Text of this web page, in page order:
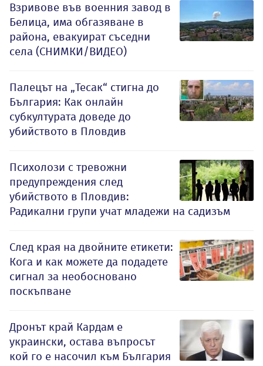
Взривове във военния завод в
Белица, има обгазяване в
района, евакуират съседни
села (СНИМКИ/ВИДЕО)
Палецът на „Тесак“ стигна до
България: Как онлайн
субкултурата доведе до
убийството в Пловдив
Психолози с тревожни
предупреждения след
убийството в Пловдив:
Радикални групи учат младежи на садизъм
След края на двойните етикети:
Кога и как можете да подадете
сигнал за необосновано
поскъпване
Дронът край Кардам е
украински, остава въпросът
кой го е насочил към България